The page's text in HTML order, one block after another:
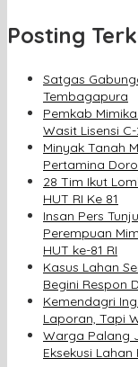
Posting
Satgas
Tembagapura
Pemkab
Wasit Lisensi
Minyak Tanah
Pertamina
28 Tim Ikut
HUT RI Ke 81
Insan Pers
Perempuan
HUT ke-81 RI
Kasus Lahan
Begini Respon
Kemendagri
Laporan, Tapi
Warga Palang
Eksekusi